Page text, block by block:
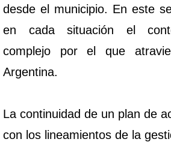
desde el municipio. En este
en cada situación el
complejo por el que
Argentina.
La continuidad de un plan de
con los lineamientos de la